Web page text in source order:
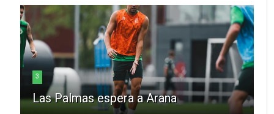
3
Las Palmas espera a Arana